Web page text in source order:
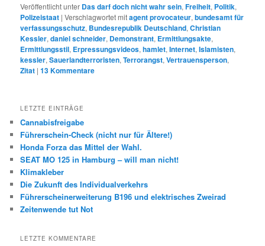
Veröffentlicht unter Das darf doch nicht wahr sein,Freiheit, Politik,
Polizeistaat |Verschlagwortet mitagent provocateur,bundesamt für
verfassungsschutz, Bundesrepublik Deutschland,Christian
Kessler,daniel schneider, Demonstrant, Ermittlungsakte,
Ermittlungsstil, Erpressungsvideos,hamlet,Internet,Islamisten,
kessler,Sauerlandterroristen,Terrorangst,Vertrauensperson,
Zitat |13Kommentare
LETZTE EINTRÄGE
Cannabisfreigabe
Führerschein-Check (nicht nur für Ältere!)
Honda Forza das Mittel der Wahl.
SEAT MO 125 in Hamburg – will man nicht!
Klimakleber
Die Zukunft des Individualverkehrs
Führerscheinerweiterung B196 und elektrisches Zweirad
Zeitenwende tut Not
LETZTE KOMMENTARE